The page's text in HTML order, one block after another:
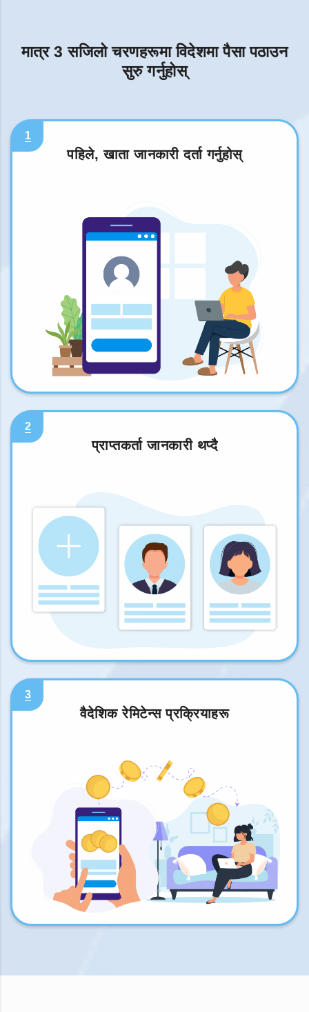
मात्र 3 सजिलो चरणहरूमा विदेशमा पैसा पठाउन
सुरु गर्नुहोस्
1
पहिले, खाता जानकारी दर्ता गर्नुहोस्
2
प्राप्तकर्ता जानकारी थप्दै
3
वैदेशिक रेमिटेन्स प्रक्रियाहरू